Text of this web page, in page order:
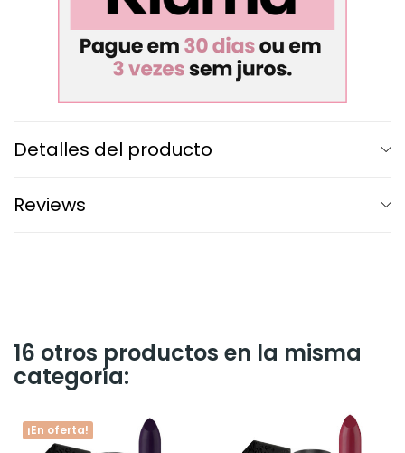
Detalles del producto
Reviews
16 otros productos en la misma
categoría:
¡En oferta!